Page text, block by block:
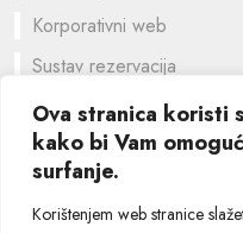
Ova stranica koristi
kako bi Vam
surfanje.
Korištenjem web stranice
Korporativni web
Sustav rezervacija
Prilagođeno rješenje
Grafički dizajn